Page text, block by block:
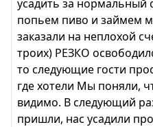
усадить за нормальный
попьем пиво и займем
заказали на неплохой
троих) РЕЗКО
то следующие гости
где хотели Мы поняли,
видимо. В следующий
пришли, нас усадили